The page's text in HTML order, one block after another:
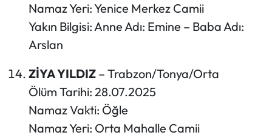
Namaz Yeri: Yenice Merkez Camii
Yakın Bilgisi: Anne Adı: Emine – Baba Adı:
Arslan
ZİYA YILDIZ– Trabzon/Tonya/Orta
Ölüm Tarihi: 28.07.2025
Namaz Vakti: Öğle
Namaz Yeri: Orta Mahalle Camii